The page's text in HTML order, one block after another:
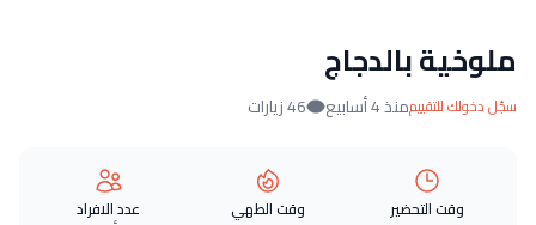
ملوخية بالدجاج
سجّل دخولك للتقييممنذ 4 أسابيع 46 زيارات
وقت التحضير وقت الطهي عدد الافراد